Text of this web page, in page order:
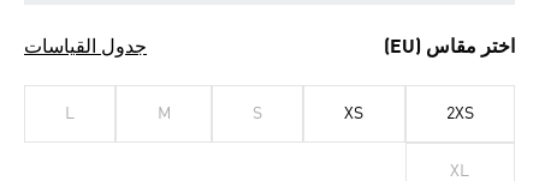
اختر مقاس (EU) جدول القياسات
2XS
XS
S
M
L
XL